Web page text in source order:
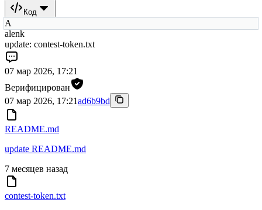
Код
A
alenk
update: contest-token.txt
07 мар 2026, 17:21
Верифицирован
07 мар 2026, 17:21ad6b9bd
README.md
update README.md
7 месяцев назад
contest-token.txt